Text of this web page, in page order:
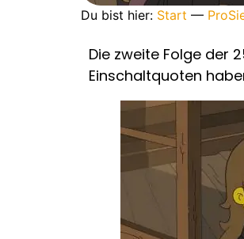
Du bist hier: Start —
Die zweite Folge der
Einschaltquoten